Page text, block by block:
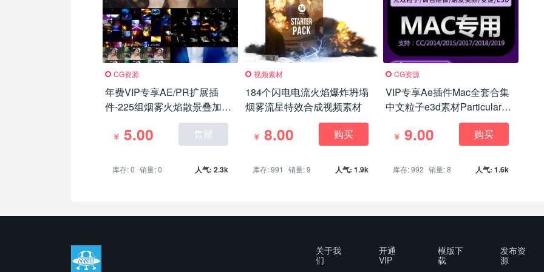
CG资源
年费VIP专享AE/PR扩展插
件-225组烟雾火焰散景叠加视
频素材Luts调色预设转场
5.00 售罄
库存: 0 销量: 0 人气: 2.3k
视频素材
184个闪电电流火焰爆炸坍塌
烟雾流星特效合成视频素材
8.00 购买
库存: 991 销量: 9 人气: 1.9k
CG资源
VIP专享Ae插件Mac全套合集
中文粒子e3d素材Particular磨
9.00 购买
库存: 992 销量: 8 人气: 1.6k
关于我
们
开通
VIP
模版下
载
发布资
源